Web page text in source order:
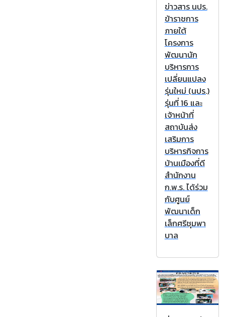
ข่าวสาร นปร.
ข้าราชการ
ภายใต้
โครงการ
พัฒนานัก
บริหารการ
เปลี่ยนแปลง
รุ่นใหม่ (นปร.)
รุ่นที่ 16 และ
เจ้าหน้าที่
สถาบันส่ง
เสริมการ
บริหารกิจการ
บ้านเมืองที่ดี
สำนักงาน
ก.พ.ร. ได้ร่วม
กับศูนย์
พัฒนาเด็ก
เล็กศรีชุมพา
บาล